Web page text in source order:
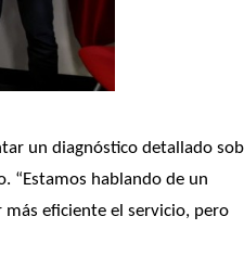
un diagnóstico detallado
“Estamos hablando de un
eficiente el servicio, pero